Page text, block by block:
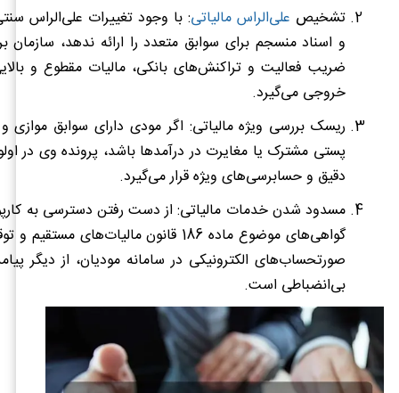
تشخیص علی‌الراس مالیاتی: با وجود تغییرات علی‌الراس
و اسناد منسجم برای سوابق متعدد را ارائه ندهد،
ضریب فعالیت و تراکنش‌های بانکی، مالیات مقطوع و
خروجی می‌گیرد.
ریسک بررسی ویژه مالیاتی: اگر مودی دارای سوابق موازی
پستی مشترک یا مغایرت در درآمدها باشد، پرونده وی در
دقیق و حسابرسی‌های ویژه قرار می‌گیرد.
مسدود شدن خدمات مالیاتی: از دست رفتن دسترسی به
گواهی‌های موضوع ماده 186 قانون مالیات‌های
صورتحساب‌های الکترونیکی در سامانه مودیان، از دیگر
بی‌انضباطی است.